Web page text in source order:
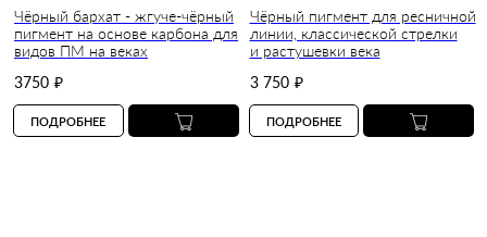
Чёрный бархат - жгуче-чёрный
пигмент на основе карбона для
видов ПМ на веках
3750 ₽
ПОДРОБНЕЕ
Чёрный пигмент для ресничной
линии, классической стрелки
и растушевки века
3 750 ₽
ПОДРОБНЕЕ